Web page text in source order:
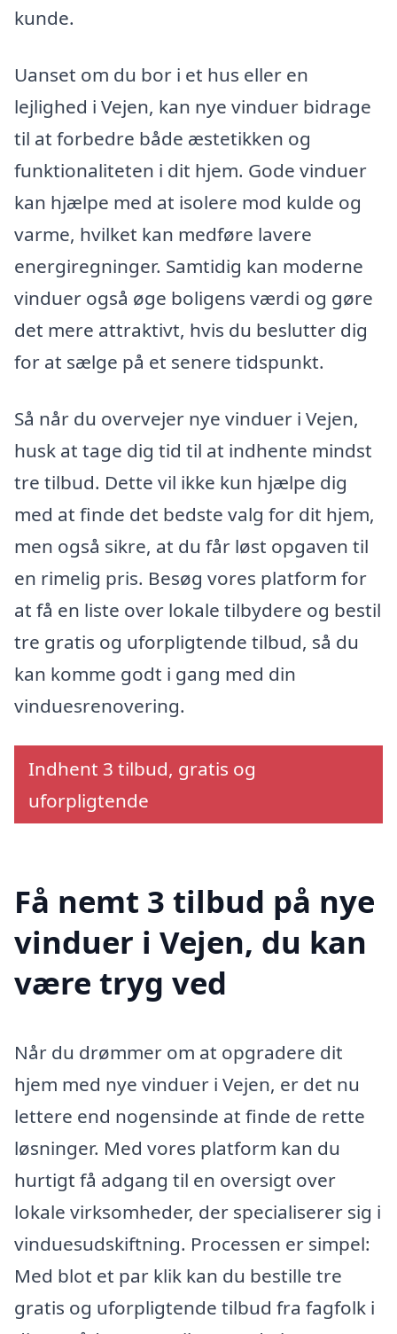
kunde.
Uanset om du bor i et hus eller en
lejlighed i Vejen, kan nye vinduer bidrage
til at forbedre både æstetikken og
funktionaliteten i dit hjem. Gode vinduer
kan hjælpe med at isolere mod kulde og
varme, hvilket kan medføre lavere
energiregninger. Samtidig kan moderne
vinduer også øge boligens værdi og gøre
det mere attraktivt, hvis du beslutter dig
for at sælge på et senere tidspunkt.
Så når du overvejer nye vinduer i Vejen,
husk at tage dig tid til at indhente mindst
tre tilbud. Dette vil ikke kun hjælpe dig
med at finde det bedste valg for dit hjem,
men også sikre, at du får løst opgaven til
en rimelig pris. Besøg vores platform for
at få en liste over lokale tilbydere og bestil
tre gratis og uforpligtende tilbud, så du
kan komme godt i gang med din
vinduesrenovering.
Indhent 3 tilbud, gratis og
uforpligtende
Få nemt 3 tilbud på nye
vinduer i Vejen, du kan
være tryg ved
Når du drømmer om at opgradere dit
hjem med nye vinduer i Vejen, er det nu
lettere end nogensinde at finde de rette
løsninger. Med vores platform kan du
hurtigt få adgang til en oversigt over
lokale virksomheder, der specialiserer sig i
vinduesudskiftning. Processen er simpel:
Med blot et par klik kan du bestille tre
gratis og uforpligtende tilbud fra fagfolk i